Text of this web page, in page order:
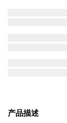
产品描述